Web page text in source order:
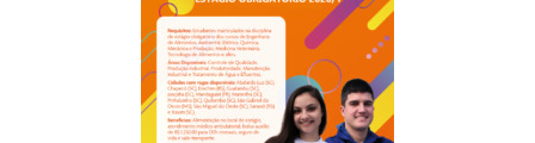
Ministério da Ciência, Tecnologia, Inovações e Comunicações
Ministério do Meio Ambiente